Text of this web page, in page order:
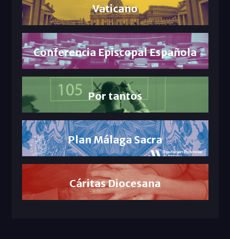
Vaticano
Conferencia Episcopal Española
Por tantos
Plan Málaga Sacra
Cáritas Diocesana